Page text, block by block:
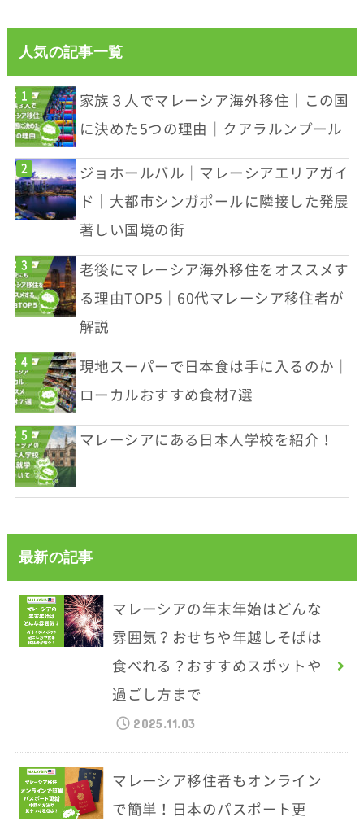
人気の記事一覧
家族３人でマレーシア海外移住｜この国
に決めた5つの理由｜クアラルンプール
ジョホールバル｜マレーシアエリアガイ
ド｜大都市シンガポールに隣接した発展
著しい国境の街
老後にマレーシア海外移住をオススメす
る理由TOP5｜60代マレーシア移住者が
解説
現地スーパーで日本食は手に入るのか｜
ローカルおすすめ食材7選
マレーシアにある日本人学校を紹介！
最新の記事
マレーシアの年末年始はどんな
雰囲気？おせちや年越しそばは
食べれる？おすすめスポットや
過ごし方まで
2025.11.03
マレーシア移住者もオンライン
で簡単！日本のパスポート更